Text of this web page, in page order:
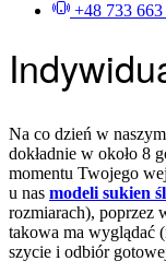
+48 733 663
Na co dzień w
dokładnie w około 8
momentu Twojego
u nas modeli sukien
rozmiarach), poprzez
takowa ma wyglądać
szycie i odbiór